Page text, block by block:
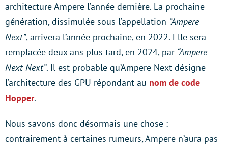
architecture Ampere l’année dernière. La prochaine
génération, dissimulée sous l’appellation “Ampere
Next”, arrivera l’année prochaine, en 2022. Elle sera
remplacée deux ans plus tard, en 2024, par “Ampere
Next Next”. Il est probable qu’Ampere Next désigne
l’architecture des GPU répondant au nom de code
Hopper.
Nous savons donc désormais une chose :
contrairement à certaines rumeurs, Ampere n’aura pas